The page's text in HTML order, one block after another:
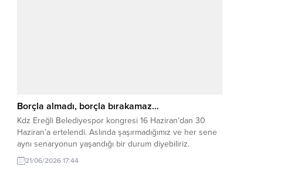
Borçla almadı, borçla bırakamaz…
Kdz Ereğli Belediyespor kongresi 16 Haziran’dan 30
Haziran’a ertelendi. Aslında şaşırmadığımız ve her sene
aynı senaryonun yaşandığı bir durum diyebiliriz.
21/06/2026 17:44